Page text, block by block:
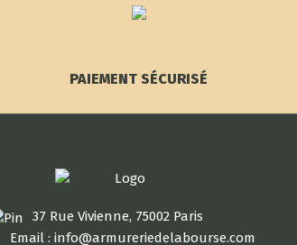
PAIEMENT SÉCURISÉ
37 Rue Vivienne, 75002 Paris
Email : info@armureriedelabourse.com